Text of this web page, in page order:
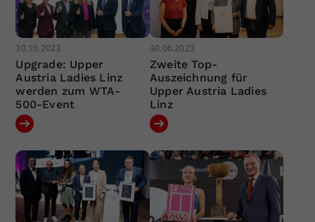
30.10.2023
Upgrade: Upper
Austria Ladies Linz
werden zum WTA-
500-Event
30.06.2023
Zweite Top-
Auszeichnung für
Upper Austria Ladies
Linz